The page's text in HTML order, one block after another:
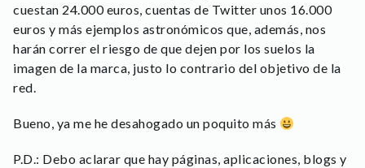
cuestan 24.000 euros, cuentas de Twitter unos 16.000
euros y más ejemplos astronómicos que, además, nos
harán correr el riesgo de que dejen por los suelos la
imagen de la marca, justo lo contrario del objetivo de la
red.
Bueno, ya me he desahogado un poquito más
P.D.: Debo aclarar que hay páginas, aplicaciones, blogs y